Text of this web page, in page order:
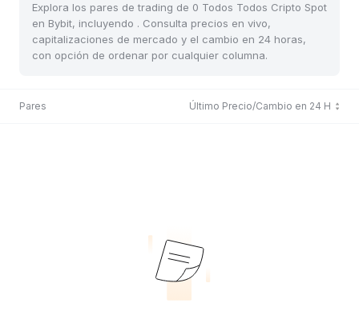
Explora los pares de trading de 0 Todos Todos Cripto Spot
en Bybit, incluyendo . Consulta precios en vivo,
capitalizaciones de mercado y el cambio en 24 horas,
con opción de ordenar por cualquier columna.
Pares Último Precio/Cambio en 24 H